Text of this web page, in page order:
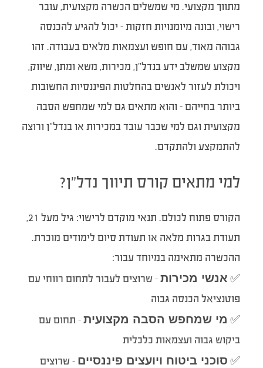
מתווך מקצועי. מי שמשלים הכשרה מקצועית, עובר
רישוי, ובונה מיומנויות חזקות – יכול להגיע להכנסה
גבוהה מאוד, עם חופש ועצמאות מלאים בעבודה. זהו
מקצוע שמשלב ידע בנדל”ן, מכירות, משא ומתן, שיווק,
ויכולת לעזור לאנשים בהחלטות הפיננסיות החשובות
ביותר בחייהם – והוא מתאים גם למי שמחפש הסבה
מקצועית וגם למי שכבר עובד במכירות או בנדל”ן ורוצה
להתמקצע ולהתקדם.
למי מתאים קורס תיווך נדל”ן?
הקורס פתוח לכולם. תנאי מוקדם לרישוי: גיל מעל 21,
תעודת בגרות מלאה או תעודת סיום לימודים מוכרת.
ההכשרה מתאימה במיוחד עבור:
✅ אנשי מכירות– שרוצים לעבור לתחום רווחי עם
פוטנציאל הכנסה גבוה
✅ מי שמחפש הסבה מקצועית– תחום עם
ביקוש גבוה ועצמאות כלכלית
✅ סוכני ביטוח ויועצים פיננסיים – שרוצים